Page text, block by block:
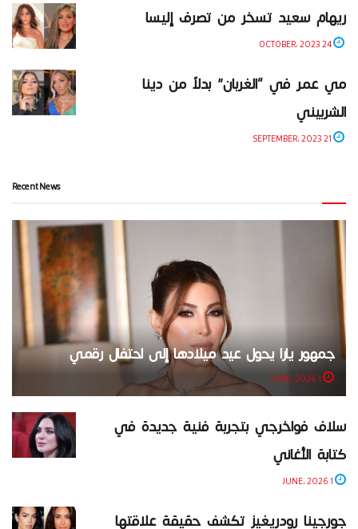
ريهام سعيد تسخر من تصرف إليسا
مي عمر في “الغربان” بدلاً من دينا
الشربيني
Recent News
جمهور يارا يحول عيد ميلادها إلى احتفال رقمي
سلاف فواخرجي بتجربة فنية جديدة في
كتابة الأغاني
جورجينا رودريغيز تكشف حقيقة علاقتها